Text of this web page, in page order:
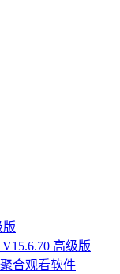
版
高级版
合观看软件